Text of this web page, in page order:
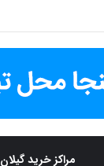
مراکز خرید گیلان